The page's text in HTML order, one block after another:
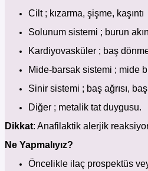
Cilt ; kızarma, şişme, kaşıntı
Solunum sistemi ; burun
Kardiyovasküler ; baş
Mide-barsak sistemi ; mide
Sinir sistemi ; baş ağrısı,
Diğer ; metalik tat duygusu.
Dikkat: Anafilaktik alerjik
Ne Yapmalıyız?
Öncelikle ilaç prospektüs